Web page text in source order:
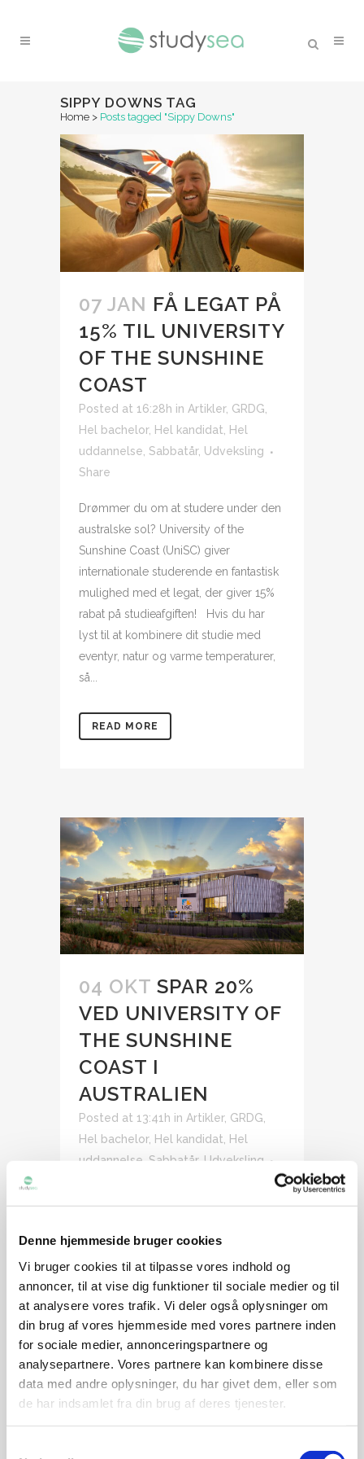
Denne hjemmeside bruger cookies
Vi bruger cookies til at tilpasse vores indhold og
annoncer, til at vise dig funktioner til sociale medier og til
at analysere vores trafik. Vi deler også oplysninger om
din brug af vores hjemmeside med vores partnere inden
for sociale medier, annonceringspartnere og
analysepartnere. Vores partnere kan kombinere disse
data med andre oplysninger, du har givet dem, eller som
de har indsamlet fra din brug af deres tjenester.
SIPPY DOWNS TAG
Home > Posts tagged "Sippy Downs"
07 JAN FÅ LEGAT PÅ
15% TIL UNIVERSITY
OF THE SUNSHINE
COAST
Posted at 16:28h in Artikler, GRDG
Hel bachelor, Hel kandidat
Hel
uddannelse Sabbatår, Udveksling
Share
Drømmer du om at studere under den
australske sol? University of the
Sunshine Coast (UniSC) giver
internationale studerende en fantastisk
mulighed med et legat, der giver 15%
rabat på studieafgiften! Hvis du har
lyst til at kombinere dit studie med
eventyr, natur og varme temperaturer,
så...
READ MORE
04 OKT SPAR 20%
VED UNIVERSITY OF
THE SUNSHINE
COAST I
AUSTRALIEN
Posted at 13:41h in Artikler, GRDG,
Hel bachelor, Hel kandidat, Hel
uddannelse Sabbatår, Udveksling
dig til tilbudsjæger, så har vi gode
nyheder. Overvejer du en solrig og
varm destination til at læse dit næste
semester eller måske en hel
uddannelse, så kan du få 20%
scholarship (stipendium) på University
of the Sunshine...